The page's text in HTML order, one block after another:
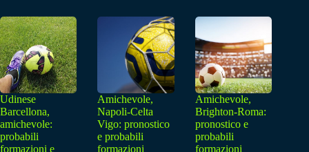
Udinese
Barcellona,
amichevole:
probabili
formazioni e
Amichevole,
Napoli-Celta
Vigo: pronostico
e probabili
formazioni
Amichevole,
Brighton-Roma:
pronostico e
probabili
formazioni